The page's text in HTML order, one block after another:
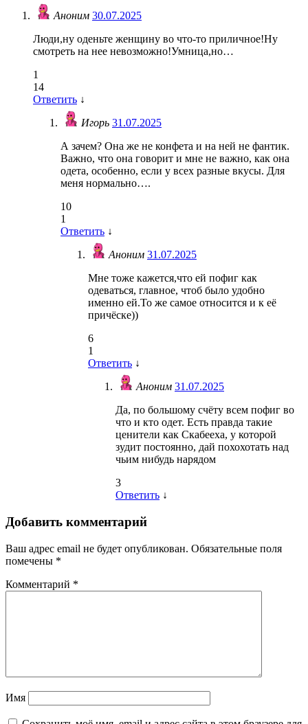
Аноним 30.07.2025
Люди,ну оденьте женщину во что-то приличное!Ну
смотреть на нее невозможно!Умница,но…
1
14
Ответить ↓
Игорь 31.07.2025
А зачем? Она же не конфета и на ней не фантик.
Важно, что она говорит и мне не важно, как она
одета, особенно, если у всех разные вкусы. Для
меня нормально….
10
1
Ответить ↓
Аноним 31.07.2025
Мне тоже кажется,что ей пофиг как
одеваться, главное, чтоб было удобно
именно ей.То же самое относится и к её
причёске))
6
1
Ответить ↓
Аноним 31.07.2025
Да, по большому счёту всем пофиг во
что и кто одет. Есть правда такие
ценители как Скабееха, у которой
зудит постоянно, дай похохотать над
чьим нибудь нарядом
3
Ответить ↓
Добавить комментарий
Ваш адрес email не будет опубликован. Обязательные поля
помечены *
Комментарий *
Имя